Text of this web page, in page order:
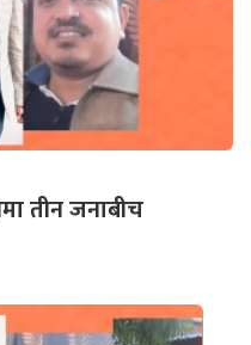
तीन जनाबीच